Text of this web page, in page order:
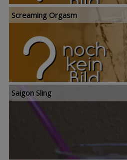
Screaming Orgasm
Saigon Sling